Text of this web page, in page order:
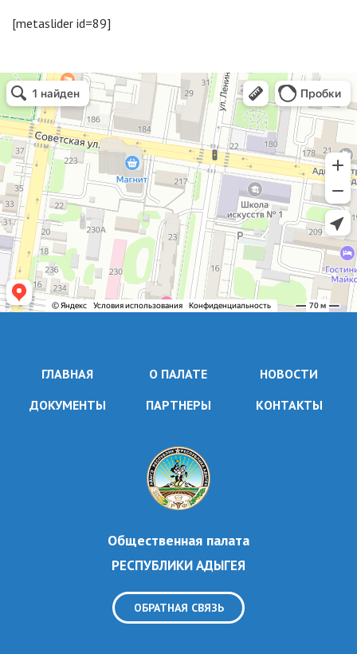
[metaslider id=89]
ГЛАВНАЯ О ПАЛАТЕ
НОВОСТИ
ДОКУМЕНТЫ
ПАРТНЕРЫ КОНТАКТЫ
Общественная палата
РЕСПУБЛИКИ АДЫГЕЯ
ОБРАТНАЯ СВЯЗЬ